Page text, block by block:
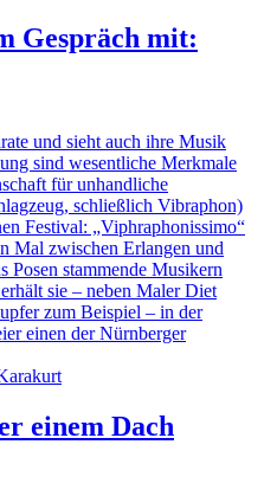
Gespräch mit:
und sieht auch ihre Musik
sind wesentliche Merkmale
für unhandliche
schließlich Vibraphon)
Festival: „Viphraphonissimo“
Mal zwischen Erlangen und
Posen stammende Musikern
sie – neben Maler Diet
zum Beispiel – in der
einen der Nürnberger
einem Dach